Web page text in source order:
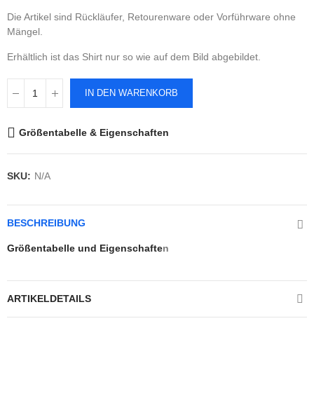
Die Artikel sind Rückläufer, Retourenware oder Vorführware ohne
Mängel.
Erhältlich ist das Shirt nur so wie auf dem Bild abgebildet.
IN DEN WARENKORB
Größentabelle & Eigenschaften
SKU: N/A
BESCHREIBUNG
Größentabelle und Eigenschaften
ARTIKELDETAILS